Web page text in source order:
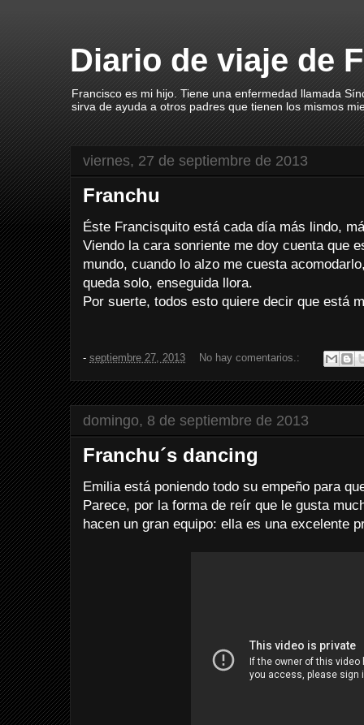
Diario de viaje de
Francisco es mi hijo. Tiene una enfermedad llamada
sirva de ayuda a otros padres que tienen los mismos
viernes, 27 de septiembre de 2013
Franchu
Éste Francisquito está cada día más lindo,
Viendo la cara sonriente me doy cuenta que
mundo, cuando lo alzo me cuesta
queda solo, enseguida llora.
Por suerte, todos esto quiere decir que está
- septiembre 27, 2013 No hay comentarios.:
domingo, 8 de septiembre de 2013
Franchu´s dancing
Emilia está poniendo todo su empeño para
Parece, por la forma de reír que le gusta
hacen un gran equipo: ella es una excelente